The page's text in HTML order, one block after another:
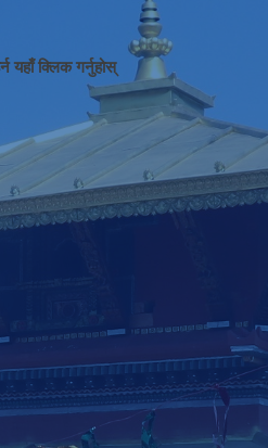
यहाँ क्लिक गर्नुहोस्